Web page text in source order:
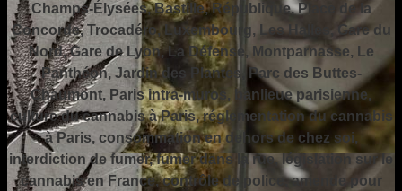
Champs-Élysées, Bastille, République, Place de la
Concorde, Trocadéro, Luxembourg, Les Halles, Gare du
Nord, Gare de Lyon, La Défense, Montparnasse, Le
Panthéon, Jardin des Plantes, Parc des Buttes-
Chaumont, Paris intra-muros, banlieue parisienne,
culture du cannabis à Paris, réglementation du cannabis
à Paris, consommation en dehors de chez soi,
interdiction de fumer, fumer dans la rue, législation sur le
cannabis en France, contrôle de police, amende pour